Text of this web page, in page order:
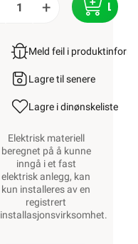
+
Meld feil i
Lagre til senere
Lagre i dinønskeliste
Elektrisk materiell
beregnet på å kunne
inngå i et fast
elektrisk anlegg, kan
kun installeres av en
registrert
installasjonsvirksomhet.